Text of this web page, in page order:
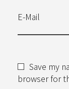
E-Mail
Save my
browser for